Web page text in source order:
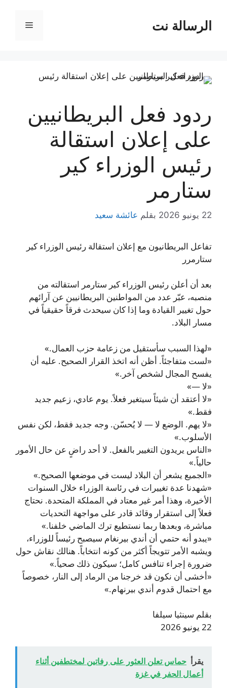
المحتوىالرسالة نت القائمة
ردود فعل البريطانيين
على إعلان استقالة
رئيس الوزراء كير
ستارمر
22 يونيو 2026 بقلم عائشة سعيد
تفاعل البريطانيون مع إعلان استقالة رئيس الوزراء كير
ستارمرر
بعد أن أعلن رئيس الوزراء كير ستارمر استقالته من
منصبه، عبّر عدد من المواطنين البريطانيين عن آرائهم
حول تغيير القيادة وما إذا كان سيحدث فرقاً حقيقياً في
مسار البلاد.
«لهذا السبب سأستقيل من زعامة حزب العمال.»
«لست متفاجئاً. أظن أنه اتخذ القرار الصحيح. عليه أن
يفسح المجال لشخص آخر.»
«لا —»
«لا أعتقد أن شيئاً سيتغير فعلاً. يوم عادي، زعيم جديد
فقط.»
«لا يهم. الوضع لا — لا يُحسّن. وجه جديد فقط، لكن نفس
الأسلوب.»
«الناس يريدون التغيير بالفعل. لا أحد راضٍ عن حال الأمور
حالياً.»
«الجميع يشعر أن البلاد ليست في موضعها الصحيح.»
«شهدنا عدة تغييرات في رئاسة الوزراء خلال السنوات
الأخيرة، وهذا أمر غير معتاد في المملكة المتحدة. نحتاج
فعلاً إلى استقرار وقائد قادر على مواجهة التحديات
مباشرة، وبعدها ربما نستطيع ترك الماضي خلفنا.»
«يبدو أنه حتمي أن أندي بيرنغام سيصبح رئيساً للوزراء،
ويشبه الأمر تتويجاً أكثر من كونه انتخاباً. هنالك نقاش حول
ضرورة إجراء تنافس كامل؛ سيكون ذلك صحياً.»
«أخشى أن نكون قد خرجنا من الرماد إلى النار، خصوصاً
مع احتمال قدوم أندي بيرنهام.»
بقلم سينثيا سيلفا
22 يونيو 2026
يقرأ حماس تعلن العثور على رفاتين لمختطفين أثناء
أعمال الحفر في غزة